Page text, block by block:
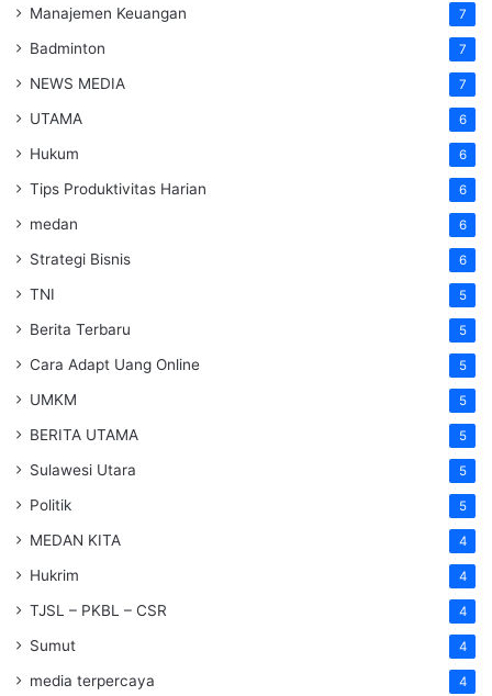
Manajemen Keuangan 7
Badminton 7
NEWS MEDIA 7
UTAMA 6
Hukum 6
Tips Produktivitas Harian 6
medan 6
Strategi Bisnis 6
TNI 5
Berita Terbaru 5
Cara Adapt Uang Online 5
UMKM 5
BERITA UTAMA 5
Sulawesi Utara 5
Politik 5
MEDAN KITA 4
Hukrim 4
TJSL – PKBL – CSR 4
Sumut 4
media terpercaya 4